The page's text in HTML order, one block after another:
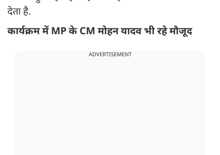
देता है.
कार्यक्रम में MP के CM मोहन यादव भी रहे मौजूद
ADVERTISEMENT